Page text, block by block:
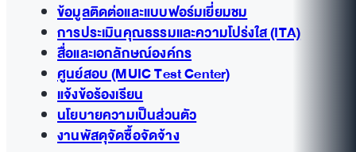
ข้อมูลติดต่อและแบบฟอร์มเยี่ยมชม
การประเมินคุณธรรมและความโปร่งใส (ITA)
สื่อและเอกลักษณ์องค์กร
ศูนย์สอบ (MUIC Test Center)
แจ้งข้อร้องเรียน
นโยบายความเป็นส่วนตัว
งานพัสดุจัดซื้อจัดจ้าง